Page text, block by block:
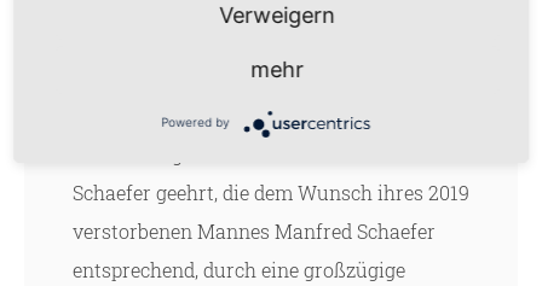
verbunden mit der Einweihung des neuen
Steinway-Welte Pianos. Mit der feierlichen
Schaefer geehrt, die dem Wunsch ihres 2019
verstorbenen Mannes Manfred Schaefer
entsprechend, durch eine großzügige
Verweigern
mehr
Powered by